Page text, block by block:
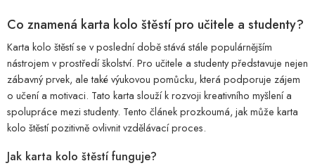
Co znamená karta kolo štěstí pro učitele a studenty?
Karta kolo štěstí se v poslední době stává stále populárnějším
nástrojem v prostředí školství. Pro učitele a studenty představuje nejen
zábavný prvek, ale také výukovou pomůcku, která podporuje zájem
o učení a motivaci. Tato karta slouží k rozvoji kreativního myšlení a
spolupráce mezi studenty. Tento článek prozkoumá, jak může karta
kolo štěstí pozitivně ovlivnit vzdělávací proces.
Jak karta kolo štěstí funguje?